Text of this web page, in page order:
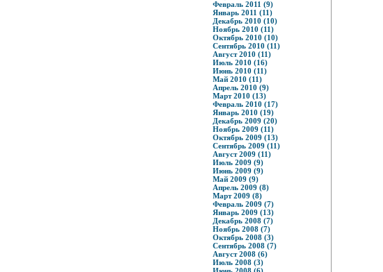
Февраль 2011 (9)
Январь 2011 (11)
Декабрь 2010 (10)
Ноябрь 2010 (11)
Октябрь 2010 (10)
Сентябрь 2010 (11)
Август 2010 (11)
Июль 2010 (16)
Июнь 2010 (11)
Май 2010 (11)
Апрель 2010 (9)
Март 2010 (13)
Февраль 2010 (17)
Январь 2010 (19)
Декабрь 2009 (20)
Ноябрь 2009 (11)
Октябрь 2009 (13)
Сентябрь 2009 (11)
Август 2009 (11)
Июль 2009 (9)
Июнь 2009 (9)
Май 2009 (9)
Апрель 2009 (8)
Март 2009 (8)
Февраль 2009 (7)
Январь 2009 (13)
Декабрь 2008 (7)
Ноябрь 2008 (7)
Октябрь 2008 (3)
Сентябрь 2008 (7)
Август 2008 (6)
Июль 2008 (3)